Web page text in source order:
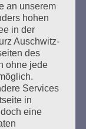
Februar
Februar
Seit
des größten
waren es
über
weniger…
mehr ...
an unserem
hohen
in der
Auschwitz-
des
ohne jede
Services
in
eine